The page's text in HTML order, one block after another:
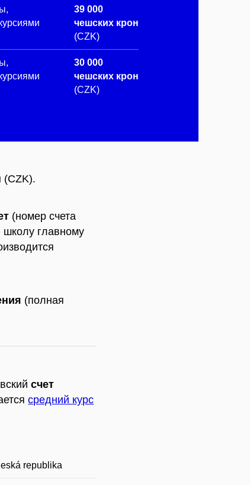
39 000
чешских крон
(CZK)
30 000
чешских крон
(CZK)
(CZK).
(номер счета
главному
(полная
счет
средний курс
republika